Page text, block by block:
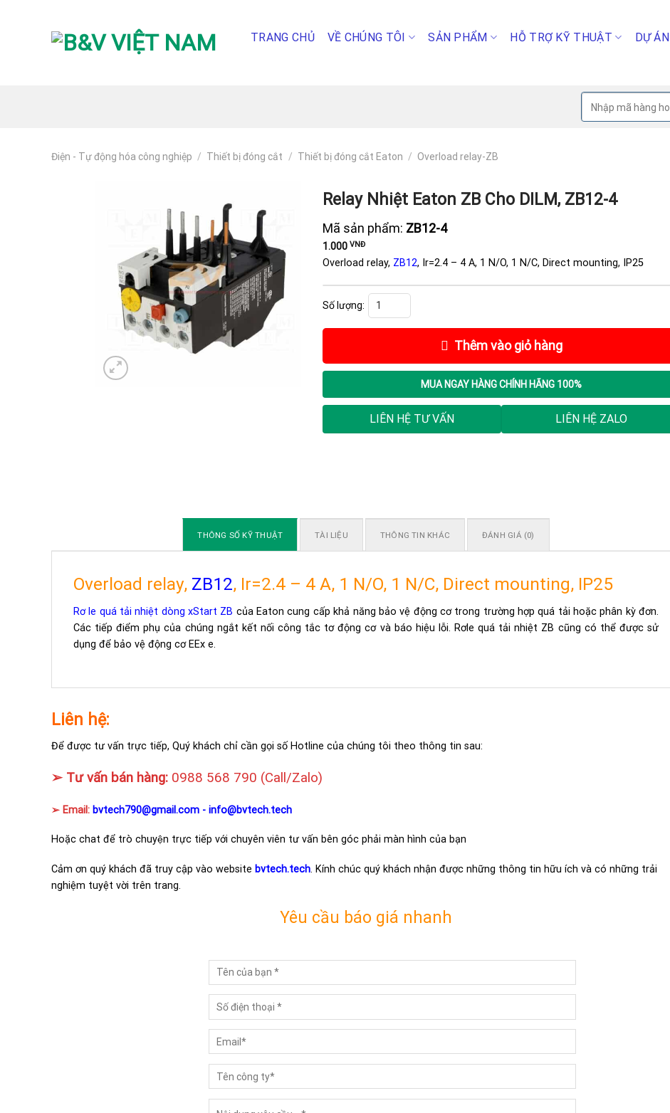
TRANG CHỦ VỀ CHÚNG TÔI SẢN PHẨM HỖ TRỢ KỸ THUẬT DỰ ÁN
Tìm
kiếm:
Điện - Tự động hóa công nghiệp / Thiết bị đóng cắt / Thiết bị đóng cắt Eaton / Overload relay-ZB
Relay Nhiệt Eaton ZB Cho DILM, ZB12-4
Mã sản phẩm: ZB12-4
1.000VNĐ
Overload relay, ZB12, Ir=2.4 – 4 A, 1 N/O, 1 N/C, Direct mounting, IP25
Relay nhiệt Eaton ZB cho DILM, ZB12-4 số lượng
Thêm vào giỏ hàng
MUA NGAY HÀNG CHÍNH HÃNG 100%
LIÊN HỆ TƯ VẤN LIÊN HỆ ZALO
THÔNG SỐ KỸ THUẬT TÀI LIỆU THÔNG TIN KHÁC ĐÁNH GIÁ (0)
Overload relay, ZB12, Ir=2.4 – 4 A, 1 N/O, 1 N/C, Direct mounting, IP25
Rơ le quá tải nhiệt dòng xStart ZB của Eaton cung cấp khả năng bảo vệ động cơ trong trường hợp quá tải hoặc phân kỳ đơn.
Các tiếp điểm phụ của chúng ngắt kết nối công tắc tơ động cơ và báo hiệu lỗi. Rơle quá tải nhiệt ZB cũng có thể được sử
dụng để bảo vệ động cơ EEx e.
Liên hệ:
Để được tư vấn trực tiếp, Quý khách chỉ cần gọi số Hotline của chúng tôi theo thông tin sau:
➢ Tư vấn bán hàng: 0988 568 790 (Call/Zalo)
➢ Email: bvtech790@gmail.com - info@bvtech.tech
Hoặc chat để trò chuyện trực tiếp với chuyên viên tư vấn bên góc phải màn hình của bạn
Cảm ơn quý khách đã truy cập vào website bvtech.tech. Kính chúc quý khách nhận được những thông tin hữu ích và có những trải
nghiệm tuyệt vời trên trang.
Yêu cầu báo giá nhanh